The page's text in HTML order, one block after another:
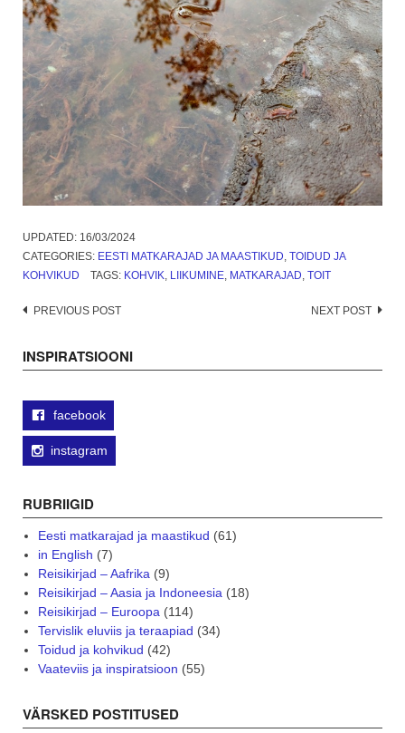
UPDATED: 16/03/2024
CATEGORIES: EESTI MATKARAJAD JA MAASTIKUD, TOIDUD JA
KOHVIKUD
TAGS: KOHVIK, LIIKUMINE, MATKARAJAD, TOIT
Post
PREVIOUS POST NEXT POST
INSPIRATSIOONI
facebook
instagram
RUBRIIGID
Eesti matkarajad ja maastikud (61)
in English (7)
Reisikirjad – Aafrika (9)
Reisikirjad – Aasia ja Indoneesia (18)
Reisikirjad – Euroopa (114)
Tervislik eluviis ja teraapiad (34)
Toidud ja kohvikud (42)
Vaateviis ja inspiratsioon (55)
VÄRSKED POSTITUSED